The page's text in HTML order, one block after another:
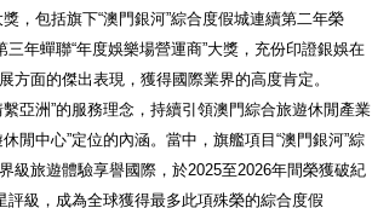
，包括旗下“澳門銀河”綜合度假城連續第二年榮
三年蟬聯“年度娛樂場營運商”大獎，充份印證銀娛在
方面的傑出表現，獲得國際業界的高度肯定。
亞洲”的服務理念，持續引領澳門綜合旅遊休閒產業
閒中心”定位的內涵。當中，旗艦項目“澳門銀河”綜
級旅遊體驗享譽國際，於2025至2026年間榮獲破紀
評級，成為全球獲得最多此項殊榮的綜合度假